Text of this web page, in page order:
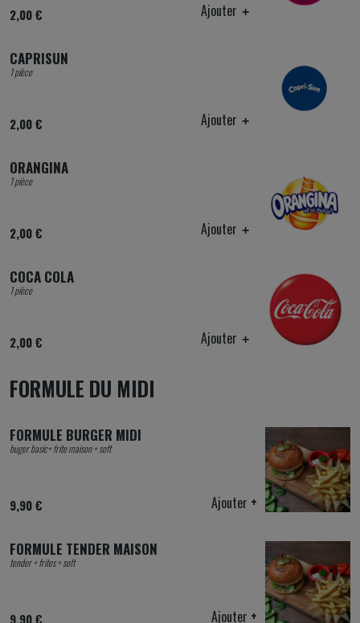
2,00 € Ajouter
CAPRISUN
1 pièce
2,00 € Ajouter
ORANGINA
1 pièce
2,00 € Ajouter
COCA COLA
1 pièce
2,00 € Ajouter
FORMULE DU MIDI
FORMULE BURGER MIDI
buger basic+ frite maison + soft
9,90 € Ajouter +
FORMULE TENDER MAISON
tender + frites + soft
9,90 € Ajouter +